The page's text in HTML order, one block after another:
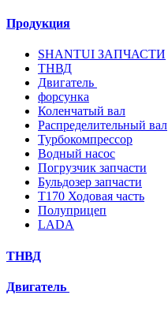
Продукция
SHANTUI ЗАПЧАСТИ
ТНВД
Двигатель
форсунка
Коленчатый вал
Распределительный вал
Турбокомпрессор
Водный насос
Погрузчик запчасти
Бульдозер запчасти
T170 Ходовая часть
Полуприцеп
LADA
ТНВД
Двигатель